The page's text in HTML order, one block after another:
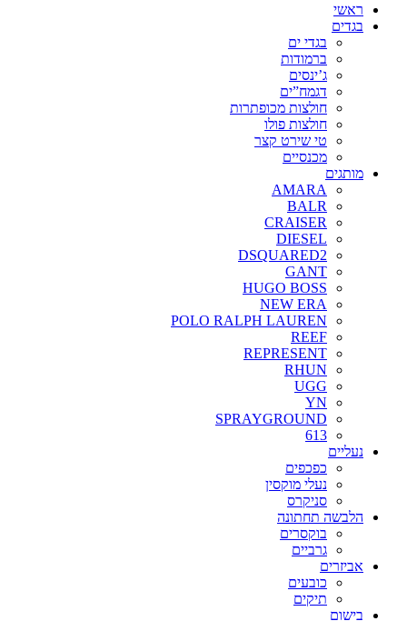
ראשי
בגדים
בגדי ים
ברמודות
ג’ינסים
דגמח”ים
חולצות מכופתרות
חולצות פולו
טי שירט קצר
מכנסיים
מותגים
AMARA
BALR
CRAISER
DIESEL
DSQUARED2
GANT
HUGO BOSS
NEW ERA
POLO RALPH LAUREN
REEF
REPRESENT
RHUN
UGG
YN
SPRAYGROUND
613
נעליים
כפכפים
נעלי מוקסין
סניקרס
הלבשה תחתונה
בוקסרים
גרביים
אביזרים
כובעים
תיקים
בישום